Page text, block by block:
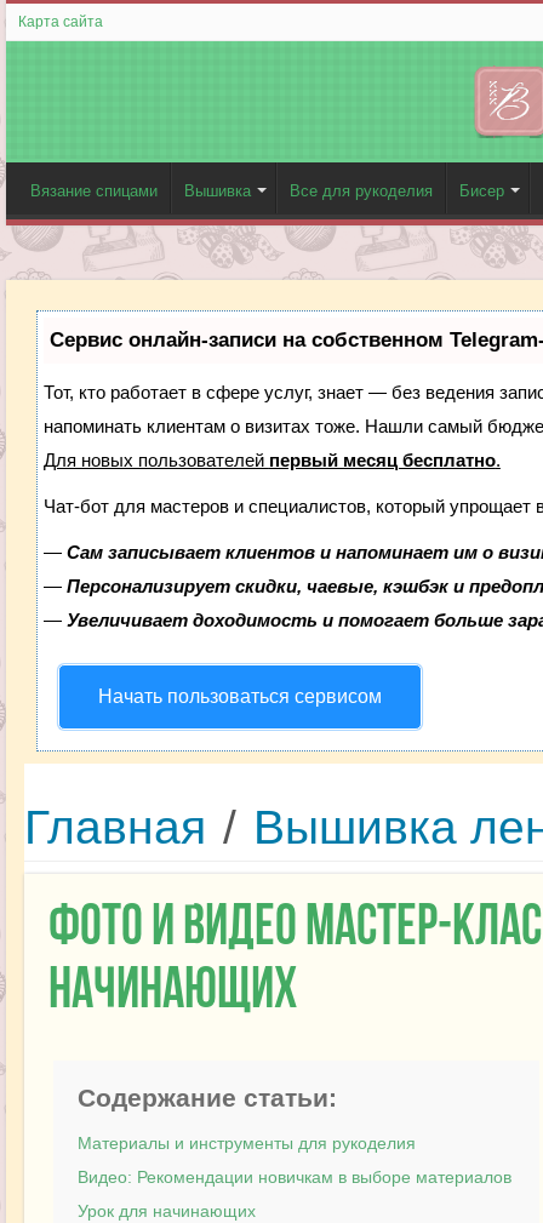
Карта сайта
Вязание спицами Вышивка Все для рукоделия Бисер
Сервис онлайн-записи на собственном
Тот, кто работает в сфере услуг, знает — без ведения
напоминать клиентам о визитах тоже. Нашли самый
Для новых пользователей первый месяц бесплатно.
Чат-бот для мастеров и специалистов, который упрощает
— Сам записывает клиентов и напоминает им о
— Персонализирует скидки, чаевые, кэшбэк и
— Увеличивает доходимость и помогает больше
Начать пользоваться сервисом
Главная / Вышивка
Фото и видео мастер-
начинающих
Содержание статьи:
Материалы и инструменты для рукоделия
Видео: Рекомендации новичкам в выборе материалов
Урок для начинающих